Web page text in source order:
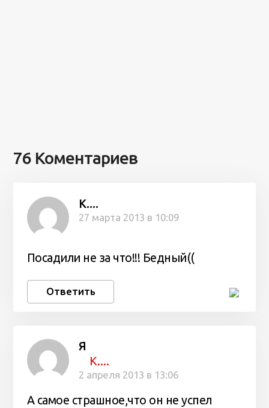
76 Коментариев
К....
27 марта 2013 в 10:09
Посадили не за что!!! Бедный((
Ответить
Я
К....
2 апреля 2013 в 13:06
А самое страшное,что он не успел